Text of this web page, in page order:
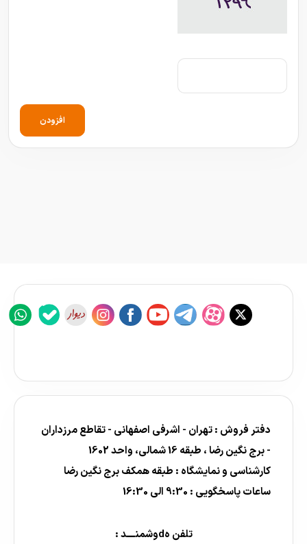
افزودن
دفتر فروش : تهران - اشرفی اصفهانی - تقاطع مرزداران
- برج نگین رضا ، طبقه 16 شمالی، واحد 1602
کارشناسی و نمایشگاه : طبقه همکف برج نگین رضا
ساعات پاسخگویی : 9:30 الی 16:30
تلفن هdوشمنــــد :